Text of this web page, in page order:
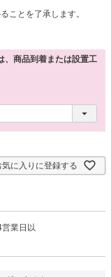
ことを了承します。
、商品到着または設置工
気に入りに登録する
業日以